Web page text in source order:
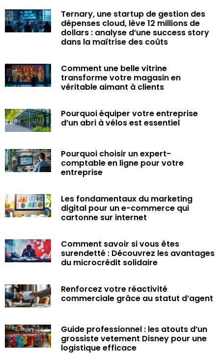
Ternary, une startup de gestion des
dépenses cloud, lève 12 millions de
dollars : analyse d’une success story
dans la maîtrise des coûts
Comment une belle vitrine
transforme votre magasin en
véritable aimant à clients
Pourquoi équiper votre entreprise
d’un abri à vélos est essentiel
Pourquoi choisir un expert-
comptable en ligne pour votre
entreprise
Les fondamentaux du marketing
digital pour un e-commerce qui
cartonne sur internet
Comment savoir si vous êtes
surendetté : Découvrez les avantages
du microcrédit solidaire
Renforcez votre réactivité
commerciale grâce au statut d’agent
Guide professionnel : les atouts d’un
grossiste vetement Disney pour une
logistique efficace